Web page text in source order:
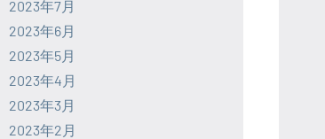
2023年7月
2023年6月
2023年5月
2023年4月
2023年3月
2023年2月